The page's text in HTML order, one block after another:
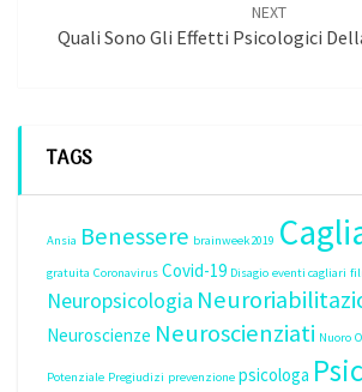
NEXT
Quali Sono Gli Effetti Psicologici
TAGS
Ansia Benessere brainweek2019
gratuita Coronavirus Covid-19 Disagio eventi cagliari
Neuropsicologia
Neuroscienze Neuroscienziati Nuoro
Potenziale Pregiudizi prevenzione psicologa